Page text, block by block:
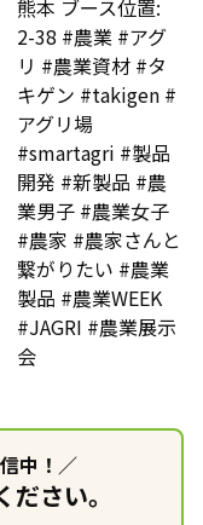
中！／
さい。